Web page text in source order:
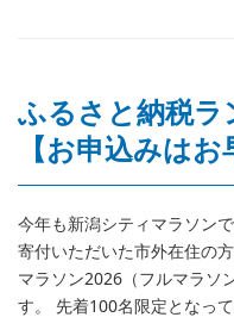
ふるさと納税ラ
【お申込みはお
今年も新潟シティマラソン
寄付いただいた市外在住の
マラソン2026（フルマラソ
す。 先着100名限定となっ